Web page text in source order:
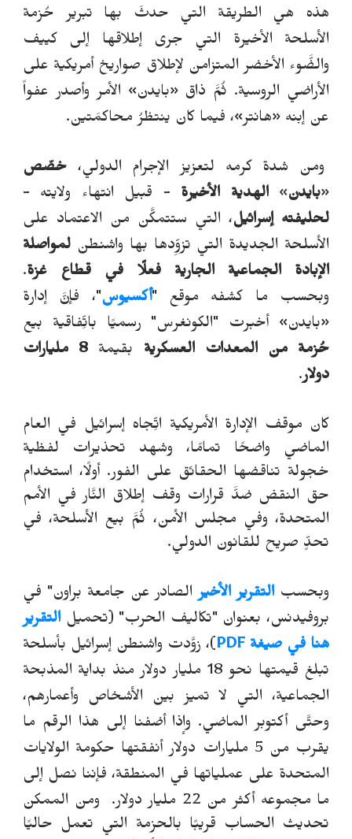
هذه هي الطريقة التي حدثَ بها تبرير حُزمة
الأسلحة الأخيرة التي جرى إطلاقها إلى كييف
والضَّوء الأخضر المتزامن لإطلاق صواريخ أمريكية على
الأراضي الروسية. ثُمَّ ذاق «بايدن» الأمر وأصدر عفواً
عن إبنه «هانتر»، فيما كان ينتظرُ محاكمَتين.
ومن شدة كرمه لتعزيز الإجرام الدولي،خصّص
«بايدن»الهدية الأخيرة - قبيل انتهاء ولايته -
لحليفته إسرائيل، التي ستتمكَّن من الاعتماد على
الأسلحة الجديدة التي تزوِّدها بها واشنطنلمواصلة
الإبادة الجماعية الجارية فعلًا في قطاعغزة.
وبحسب ما كشفه موقع "أكسيوس"، فإنَّ إدارة
«بايدن» أخبرت "الكونغرس" رسميًا باتِّفاقية بيع
حُزمة من المعدات العسكرية بقيمة
8 مليارات
دولار.
كان موقف الإدارة الأمريكية اتِّجاه إسرائيل في العام
الماضي واضحًا تمامًا، وشهد تحذيرات لفظية
خجولة تناقضها الحقائق على الفور. أولًا، استخدام
حق النقض ضدَّ قرارات وقف إطلاق النَّار في الأمم
المتحدة، وفي مجلس الأمن، ثُمَّ بيع الأسلحة، في
تحدٍّ صريح للقانون الدولي.
وبحسب التقرير الأخيرالصادر عن جامعة براون" في
بروفيدنس، بعنوان "تكاليف الحرب" (تحميلالتقرير
هنا في صيغة PDF
)، زوَّدت واشنطن إسرائيل بأسلحة
تبلغ قيمتها نحو 18 مليار دولار منذ بداية المذبحة
الجماعية، التي لا تميز بين الأشخاص وأعمارهم،
وحتَّى أكتوبر الماضي. وإذا أضفنا إلى هذا الرقم ما
يقرب من 5 مليارات دولار أنفقتها حكومة الولايات
المتحدة على عملياتها في المنطقة، فإننا نصل إلى
ما مجموعه أكثر من 22 مليار دولار.
ومن الممكن
تحديث الحساب قريبًا بالحزمة التي تعمل حاليًا